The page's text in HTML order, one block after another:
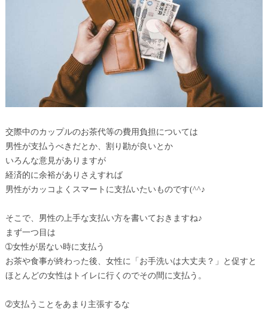
交際中のカップルのお茶代等の費用負担については
男性が支払うべきだとか、割り勘が良いとか
いろんな意見がありますが
経済的に余裕がありさえすれば
男性がカッコよくスマートに支払いたいものです(^^♪
そこで、男性の上手な支払い方を書いておきますね♪
まず一つ目は
➀女性が居ない時に支払う
お茶や食事が終わった後、女性に「お手洗いは大丈夫？」と促すと
ほとんどの女性はトイレに行くのでその間に支払う。
➁支払うことをあまり主張するな